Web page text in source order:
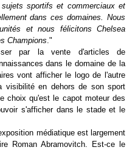
sportifs et commerciaux et
dans ces domaines. Nous
et nous félicitons Chelsea
Champions."
par la vente d'articles de
dans le domaine de la
vont afficher le logo de l'autre
visibilité en dehors de son sport
choix qu'est le capot moteur des
s'afficher dans le stade et le
médiatique est largement
Roman Abramovitch. Est-ce le